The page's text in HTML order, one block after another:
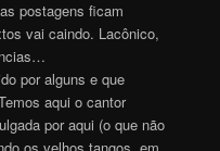
postagens ficam
vai caindo. Lacônico,
por alguns e que
aqui o cantor
por aqui (o que não